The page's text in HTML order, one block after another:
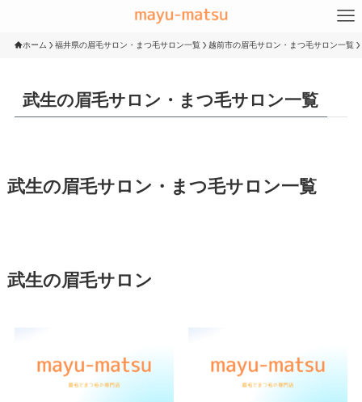
ホーム 福井県の眉毛サロン・まつ毛サロン一覧 越前市の眉毛サロン・まつ毛サロン一覧
武生の眉毛サロン・まつ毛サロン一覧
武生の眉毛サロン・まつ毛サロン一覧
武生の眉毛サロン